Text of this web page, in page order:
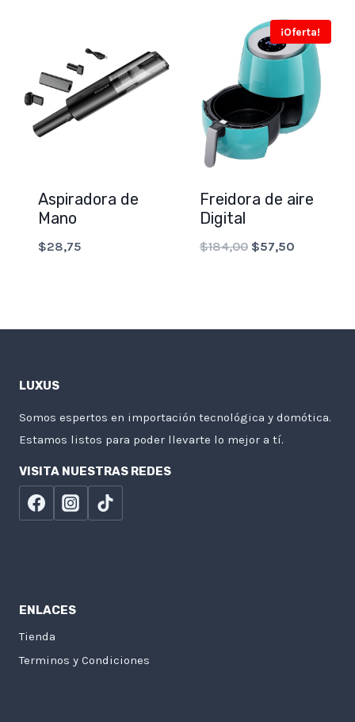
Aspiradora de
Mano
$28,75
¡Oferta!
Freidora de aire
Digital
$184,00 Original
$57,50
LUXUS
Somos espertos en importación tecnológica y domótica.
Estamos listos para poder llevarte lo mejor a tí.
VISITA NUESTRAS REDES
ENLACES
Tienda
Terminos y Condiciones